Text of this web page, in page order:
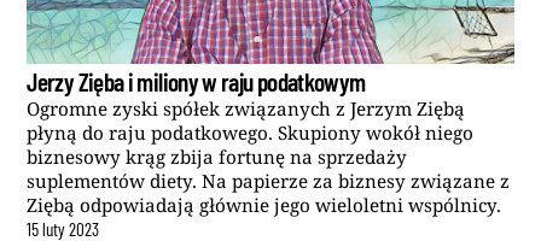
Jerzy Zięba i miliony w raju podatkowym
Ogromne zyski spółek związanych z Jerzym Ziębą
płyną do raju podatkowego. Skupiony wokół niego
biznesowy krąg zbija fortunę na sprzedaży
suplementów diety. Na papierze za biznesy związane z
Ziębą odpowiadają głównie jego wieloletni wspólnicy.
15luty2023